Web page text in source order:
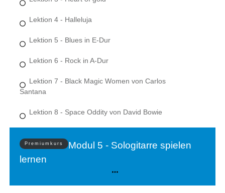
Lektion 4 - Halleluja
Lektion 5 - Blues in E-Dur
Lektion 6 - Rock in A-Dur
Lektion 7 - Black Magic Women von Carlos
Santana
Lektion 8 - Space Oddity von David Bowie
Premiumkurs
Modul 5 - Sologitarre spielen
lernen